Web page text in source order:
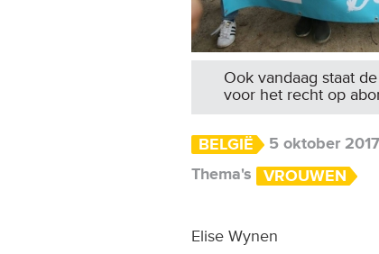
Ook vandaag staat
voor het recht op
BELGIË
5 oktober 2017
Thema's
VROUWEN
Elise Wynen